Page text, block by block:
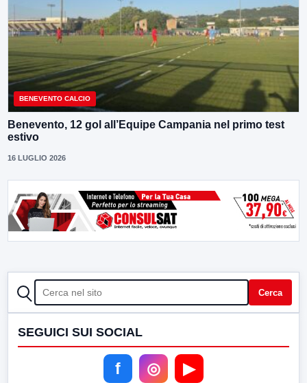
BENEVENTO CALCIO
Benevento, 12 gol all’Equipe Campania nel primo test
estivo
16 LUGLIO 2026
CERCA Cerca
SEGUICI SUI SOCIAL
f ◎ ▶